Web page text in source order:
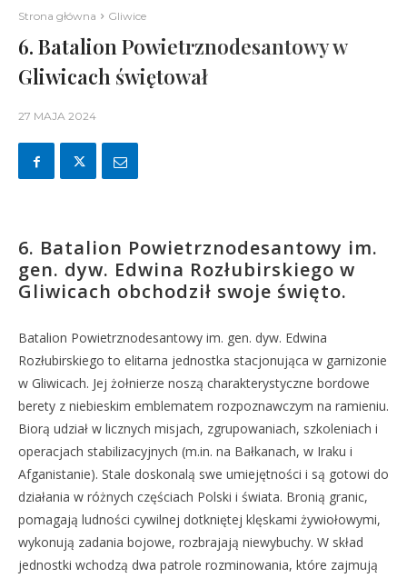
Strona główna Gliwice
6. Batalion Powietrznodesantowy w
Gliwicach świętował
27 MAJA 2024
6. Batalion Powietrznodesantowy im.
gen. dyw. Edwina Rozłubirskiego w
Gliwicach obchodził swoje święto.
Batalion Powietrznodesantowy im. gen. dyw. Edwina
Rozłubirskiego to elitarna jednostka stacjonująca w garnizonie
w Gliwicach. Jej żołnierze noszą charakterystyczne bordowe
berety z niebieskim emblematem rozpoznawczym na ramieniu.
Biorą udział w licznych misjach, zgrupowaniach, szkoleniach i
operacjach stabilizacyjnych (m.in. na Bałkanach, w Iraku i
Afganistanie). Stale doskonalą swe umiejętności i są gotowi do
działania w różnych częściach Polski i świata. Bronią granic,
pomagają ludności cywilnej dotkniętej klęskami żywiołowymi,
wykonują zadania bojowe, rozbrajają niewybuchy. W skład
jednostki wchodzą dwa patrole rozminowania, które zajmują